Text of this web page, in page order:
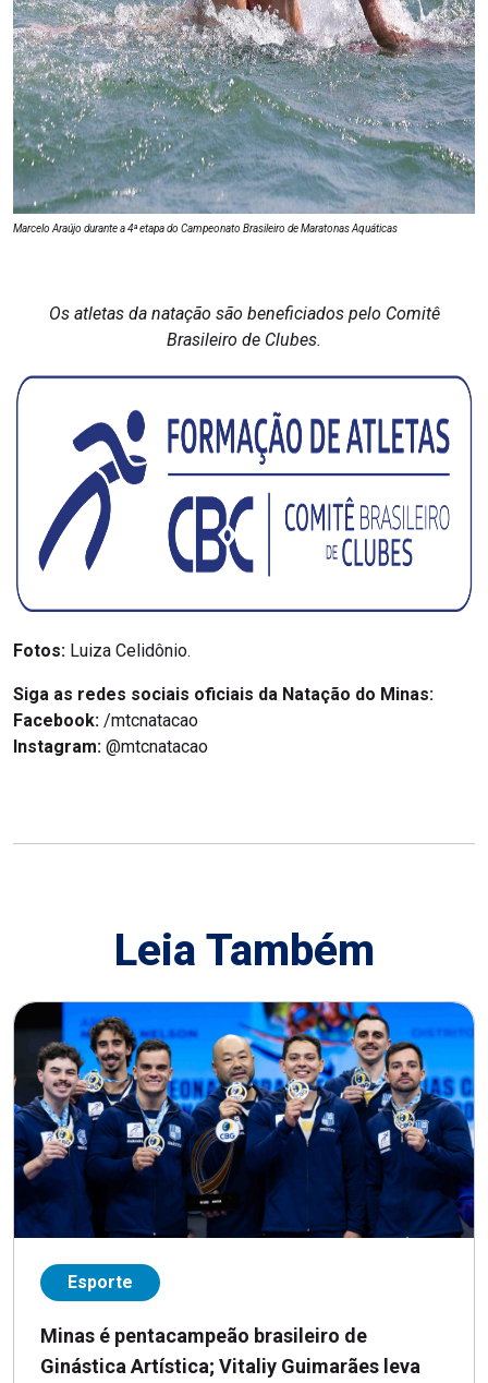
Marcelo Araújo durante a 4ª etapa do Campeonato Brasileiro de Maratonas Aquáticas
Os atletas da natação são beneficiados pelo Comitê
Brasileiro de Clubes.
Fotos: Luiza Celidônio.
Siga as redes sociais oficiais da Natação do Minas:
Facebook: /mtcnatacao
Instagram: @mtcnatacao
Leia Também
Esporte
Minas é pentacampeão brasileiro de
Ginástica Artística; Vitaliy Guimarães leva